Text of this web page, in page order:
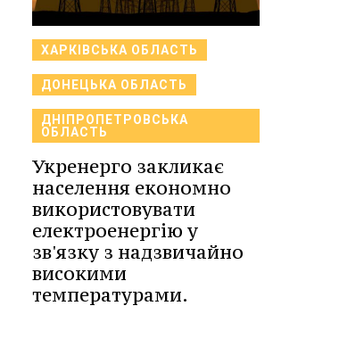
ХАРКІВСЬКА ОБЛАСТЬ
ДОНЕЦЬКА ОБЛАСТЬ
ДНІПРОПЕТРОВСЬКА
ОБЛАСТЬ
Укренерго закликає
населення економно
використовувати
електроенергію у
зв'язку з надзвичайно
високими
температурами.